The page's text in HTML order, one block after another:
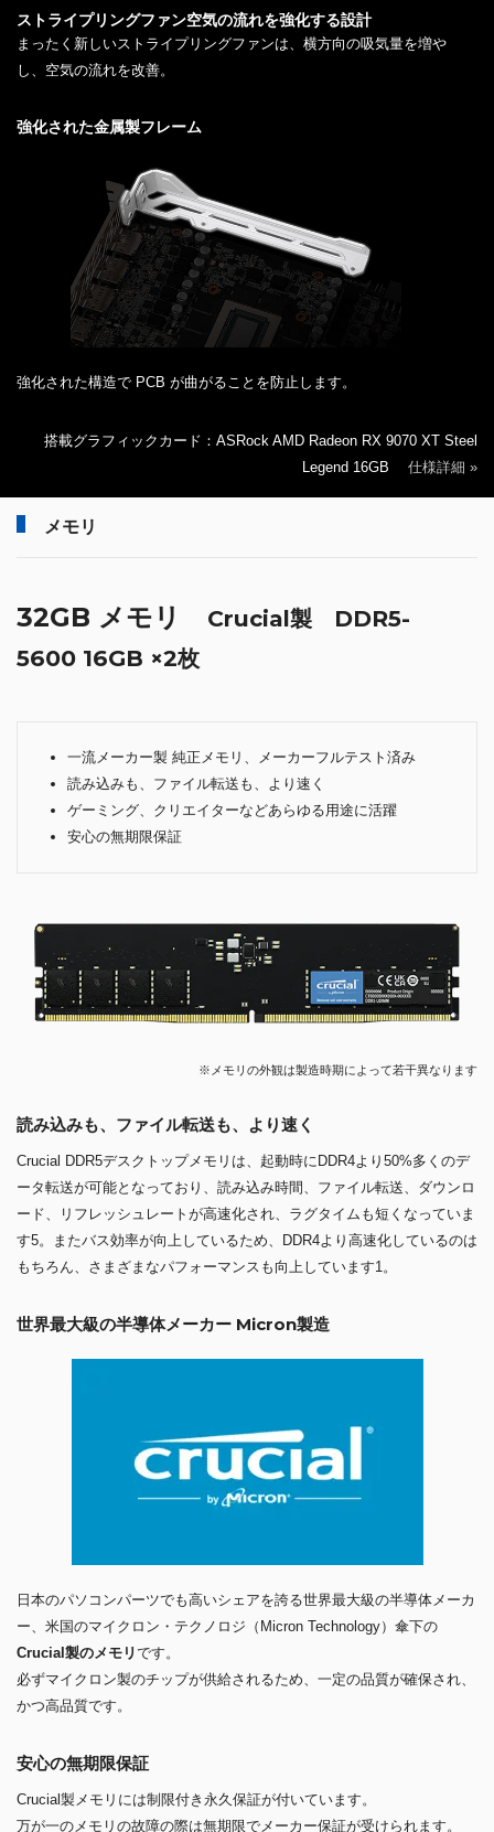
ストライプリングファン空気の流れを強化する設計
まったく新しいストライプリングファンは、横方向の吸気量を増や
し、空気の流れを改善。
強化された金属製フレーム
強化された構造で PCB が曲がることを防止します。
搭載グラフィックカード：ASRock AMD Radeon RX 9070 XT Steel
Legend 16GB 仕様詳細 »
メモリ
32GB メモリ
Crucial製 DDR5-
5600 16GB ×2枚
一流メーカー製 純正メモリ、メーカーフルテスト済み
読み込みも、ファイル転送も、より速く
ゲーミング、クリエイターなどあらゆる用途に活躍
安心の無期限保証
※メモリの外観は製造時期によって若干異なります
読み込みも、ファイル転送も、より速く
Crucial DDR5デスクトップメモリは、起動時にDDR4より50%多くのデ
ータ転送が可能となっており、読み込み時間、ファイル転送、ダウンロ
ード、リフレッシュレートが高速化され、ラグタイムも短くなっていま
す5。またバス効率が向上しているため、DDR4より高速化しているのは
もちろん、さまざまなパフォーマンスも向上しています1。
世界最大級の半導体メーカー Micron製造
日本のパソコンパーツでも高いシェアを誇る世界最大級の半導体メーカ
ー、米国のマイクロン・テクノロジ（Micron Technology）傘下の
Crucial製のメモリです。
必ずマイクロン製のチップが供給されるため、一定の品質が確保され、
かつ高品質です。
安心の無期限保証
Crucial製メモリには制限付き永久保証が付いています。
万が一のメモリの故障の際は無期限でメーカー保証が受けられます。